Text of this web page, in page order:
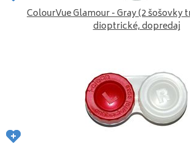
ColourVue Glamour - Gray (2 šošovky
dioptrické, dopredaj